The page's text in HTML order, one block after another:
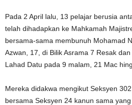
Pada 2 April lalu, 13 pelajar berusia
telah dihadapkan ke Mahkamah
bersama-sama membunuh Mohamad
Azwan, 17, di Bilik Asrama 7 Resak
Lahad Datu pada 9 malam, 21 Mac
Mereka didakwa mengikut Seksyen
bersama Seksyen 24 kanun sama